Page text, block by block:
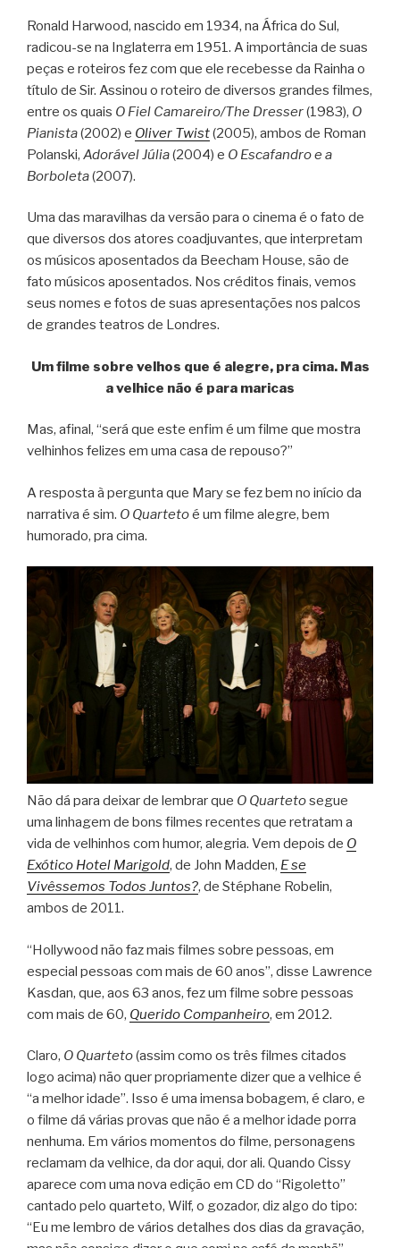
Ronald Harwood, nascido em 1934, na África do Sul,
radicou-se na Inglaterra em 1951. A importância de suas
peças e roteiros fez com que ele recebesse da Rainha o
título de Sir. Assinou o roteiro de diversos grandes filmes,
entre os quais O Fiel Camareiro/The Dresser(1983), O
Pianista(2002) e Oliver Twist(2005), ambos de Roman
Polanski, Adorável Júlia(2004) e O Escafandro e a
Borboleta(2007).
Uma das maravilhas da versão para o cinema é o fato de
que diversos dos atores coadjuvantes, que interpretam
os músicos aposentados da Beecham House, são de
fato músicos aposentados. Nos créditos finais, vemos
seus nomes e fotos de suas apresentações nos palcos
de grandes teatros de Londres.
Um filme sobre velhos que é alegre, pra cima. Mas
a velhice não é para maricas
Mas, afinal, “será que este enfim é um filme que mostra
velhinhos felizes em uma casa de repouso?”
A resposta à pergunta que Mary se fez bem no início da
narrativa é sim. O Quartetoé um filme alegre, bem
humorado, pra cima.
Não dá para deixar de lembrar que O Quartetosegue
uma linhagem de bons filmes recentes que retratam a
vida de velhinhos com humor, alegria. Vem depois de O
Exótico Hotel Marigold, de John Madden, E se
Vivêssemos Todos Juntos?, de Stéphane Robelin,
ambos de 2011.
“Hollywood não faz mais filmes sobre pessoas, em
especial pessoas com mais de 60 anos”, disse Lawrence
Kasdan, que, aos 63 anos, fez um filme sobre pessoas
com mais de 60, Querido Companheiro, em 2012.
Claro, O Quarteto(assim como os três filmes citados
logo acima) não quer propriamente dizer que a velhice é
“a melhor idade”. Isso é uma imensa bobagem, é claro, e
o filme dá várias provas que não é a melhor idade porra
nenhuma. Em vários momentos do filme, personagens
reclamam da velhice, da dor aqui, dor ali. Quando Cissy
aparece com uma nova edição em CD do “Rigoletto”
cantado pelo quarteto, Wilf, o gozador, diz algo do tipo:
“Eu me lembro de vários detalhes dos dias da gravação,